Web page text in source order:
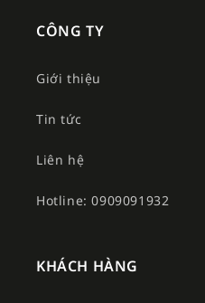
CÔNG TY
Giới thiệu
Tin tức
Liên hệ
Hotline: 0909091932
KHÁCH HÀNG